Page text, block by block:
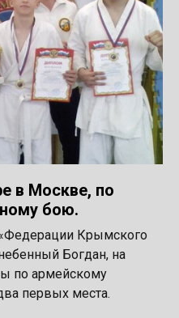
в Москве, по
бою.
Крымского
Богдан, на
по армейскому
первых места.